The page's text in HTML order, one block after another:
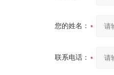
您的姓名：
联系电话：